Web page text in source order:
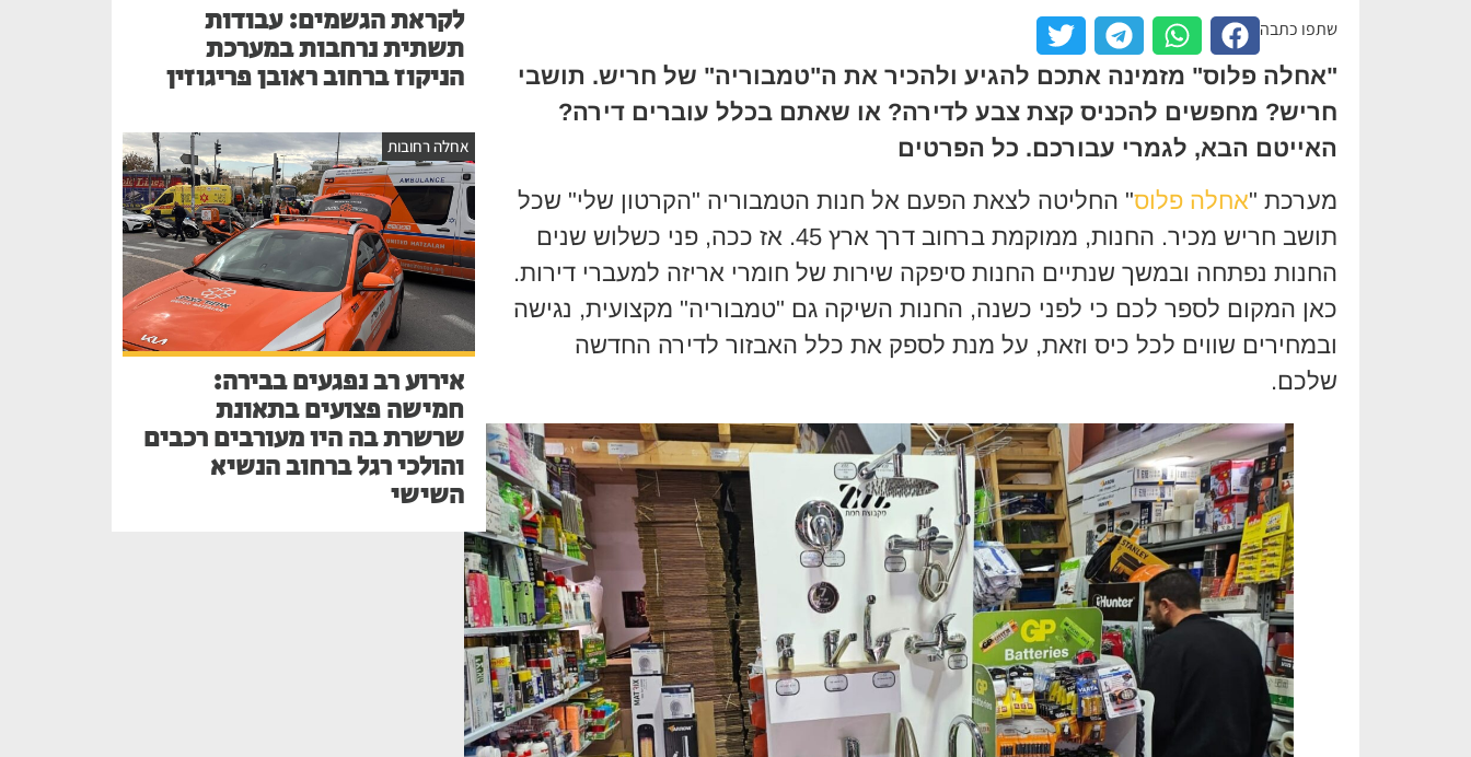
שתפו כתבה
"אחלה פלוס" מזמינה אתכם להגיע ולהכיר את ה"טמבוריה" של חריש. תושבי
חריש? מחפשים להכניס קצת צבע לדירה? או שאתם בכלל עוברים דירה?
האייטם הבא, לגמרי עבורכם. כל הפרטים
מערכת "אחלה פלוס" החליטה לצאת הפעם אל חנות הטמבוריה "הקרטון שלי" שכל
תושב חריש מכיר. החנות, ממוקמת ברחוב דרך ארץ 45. אז ככה, פני כשלוש שנים
החנות נפתחה ובמשך שנתיים החנות סיפקה שירות של חומרי אריזה למעברי דירות.
כאן המקום לספר לכם כי לפני כשנה, החנות השיקה גם "טמבוריה" מקצועית, נגישה
ובמחירים שווים לכל כיס וזאת, על מנת לספק את כלל האבזור לדירה החדשה
שלכם.
לקראת הגשמים: עבודות
תשתית נרחבות במערכת
הניקוז ברחוב ראובן פריגוזין
אחלה רחובות
אירוע רב נפגעים בבירה:
חמישה פצועים בתאונת
שרשרת בה היו מעורבים רכבים
והולכי רגל ברחוב הנשיא
השישי